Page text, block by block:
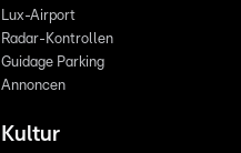
Lux-Airport
Radar-Kontrollen
Guidage Parking
Annoncen
Kultur